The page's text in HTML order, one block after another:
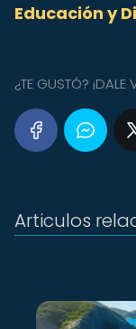
Educación y
¿TE GUSTÓ? ¡DALE
Articulos